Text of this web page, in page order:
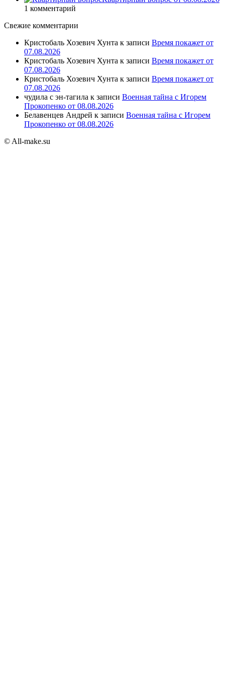
1 комментарий
Свежие комментарии
Кристобаль Хозевич Хунта к записи Время покажет от
07.08.2026
Кристобаль Хозевич Хунта к записи Время покажет от
07.08.2026
Кристобаль Хозевич Хунта к записи Время покажет от
07.08.2026
чудила с эн-тагила к записи Военная тайна с Игорем
Прокопенко от 08.08.2026
Белавенцев Андрей к записи Военная тайна с Игорем
Прокопенко от 08.08.2026
© All-make.su